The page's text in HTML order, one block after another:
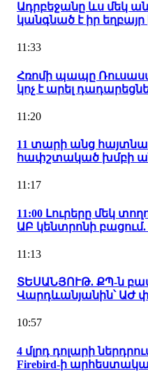
Ադրբեջանը ևս մեկ
կանգնած է իր եղբայր
11:33
Հռոմի պապը
կոչ է արել
11:20
11 տարի անց
հափշտակած խմբի
11:17
11:00 Լուրերը մեկ
ԱԲ կենտրոնի
11:13
ՏԵՍԱՆՅՈՒԹ. ՔՊ-ն
Վարդևանյանին՝ ԱԺ
10:57
4 մլրդ դոլարի
Firebird-ի